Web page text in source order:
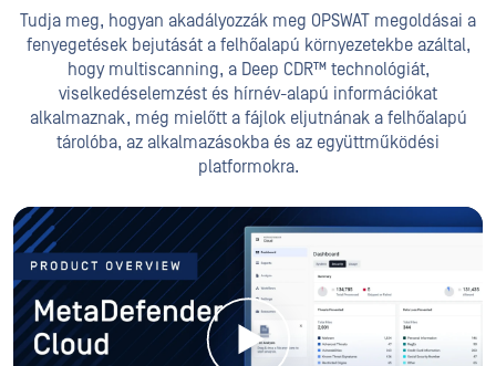
Tudja meg, hogyan akadályozzák meg OPSWAT megoldásai a
fenyegetések bejutását a felhőalapú környezetekbe azáltal,
hogy multiscanning, a Deep CDR™ technológiát,
viselkedéselemzést és hírnév-alapú információkat
alkalmaznak, még mielőtt a fájlok eljutnának a felhőalapú
tárolóba, az alkalmazásokba és az együttműködési
platformokra.